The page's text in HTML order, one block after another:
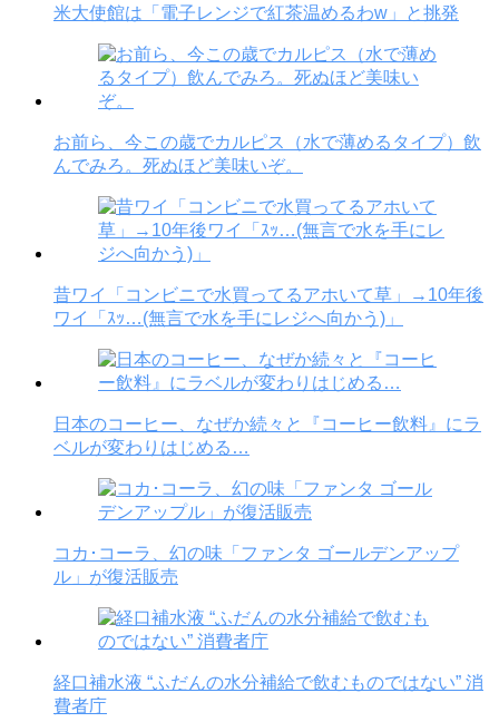
米大使館は「電子レンジで紅茶温めるわw」と挑発
お前ら、今この歳でカルピス（水で薄めるタイプ）飲
んでみろ。死ぬほど美味いぞ。
昔ワイ「コンビニで水買ってるアホいて草」→10年後
ワイ「ｽｯ…(無言で水を手にレジへ向かう)」
日本のコーヒー、なぜか続々と『コーヒー飲料』にラ
ベルが変わりはじめる…
コカ･コーラ、幻の味「ファンタ ゴールデンアップ
ル」が復活販売
経口補水液 “ふだんの水分補給で飲むものではない” 消
費者庁